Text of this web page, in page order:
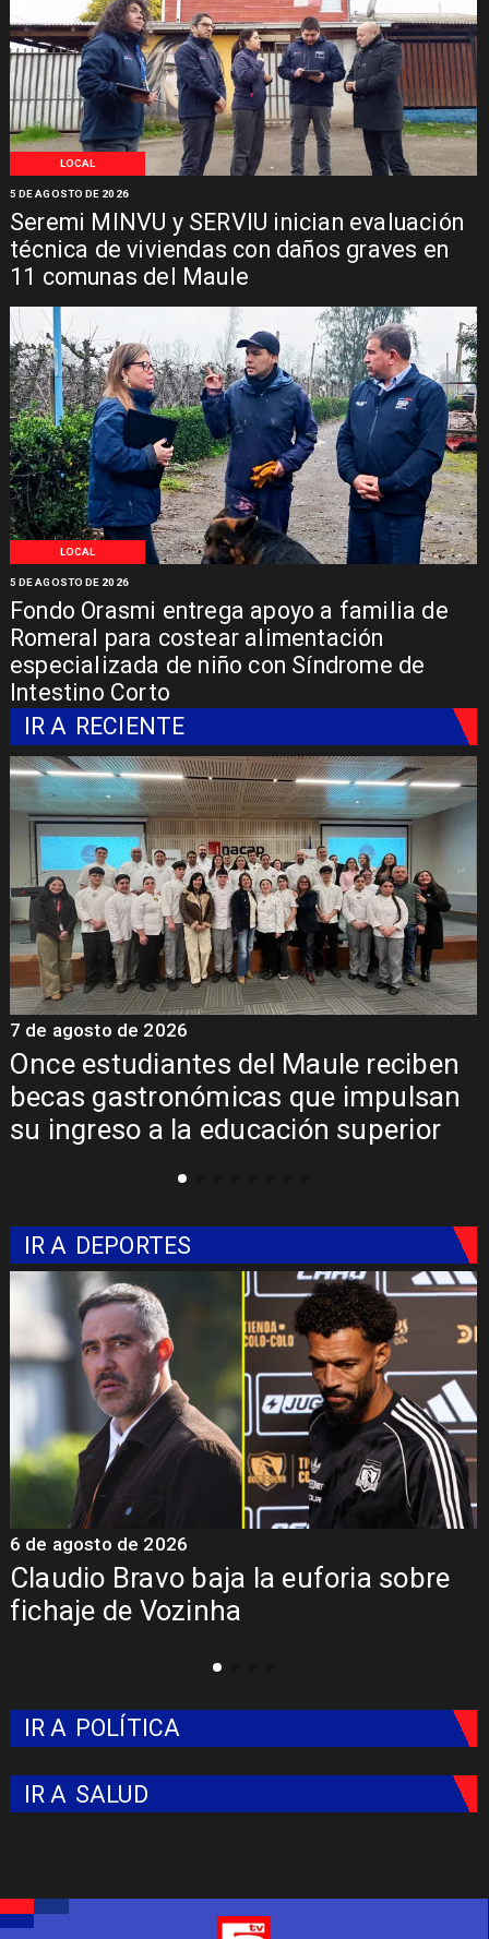
LOCAL
Seremi MINVU y SERVIU inician evaluación
técnica de viviendas con daños graves en
11 comunas del Maule
5 DE AGOSTO DE 2026
LOCAL
Fondo Orasmi entrega apoyo a familia de
Romeral para costear alimentación
especializada de niño con Síndrome de
Intestino Corto
5 DE AGOSTO DE 2026
IR A RECIENTE
Álvarez-Salamanca lidera la apuesta
regional para consolidar el Paso
Pehuenche como alternativa a Los
7 de agosto de 2026
IR A DEPORTES
Bravo baja la euforia sobre
de Vozinha
de agosto de 2026
IR A POLÍTICA
IR A SALUD